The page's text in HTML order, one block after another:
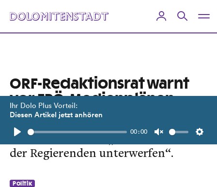
Ihr Dolo Plus Vorteil:
Diesen Artikel jetzt anhören
Play
00:00
Unmute
ORF-Redaktionsrat warnt
vor FPÖ-Medienplänen
Finanzierung aus dem Bundesbudget
würde den Sender „dem Gutdünken
der Regierenden unterwerfen“.
Politik